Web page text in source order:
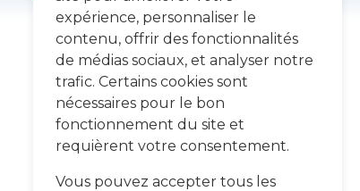
expérience, personnaliser le
contenu, offrir des fonctionnalités
de médias sociaux, et analyser notre
trafic. Certains cookies sont
nécessaires pour le bon
fonctionnement du site et
requièrent votre consentement.
Vous pouvez accepter tous les